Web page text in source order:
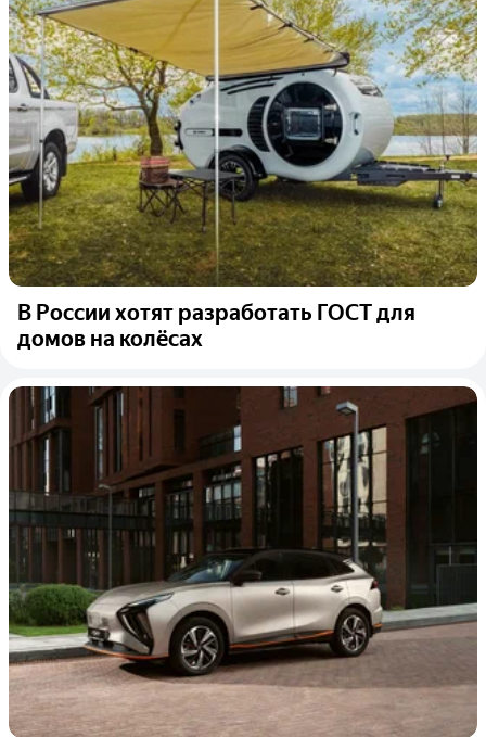
В России хотят разработать ГОСТ для
домов на колёсах